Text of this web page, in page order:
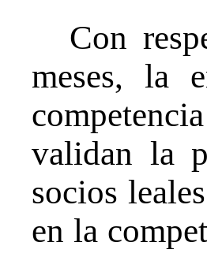
Con
meses, la
validan la
socios
en la